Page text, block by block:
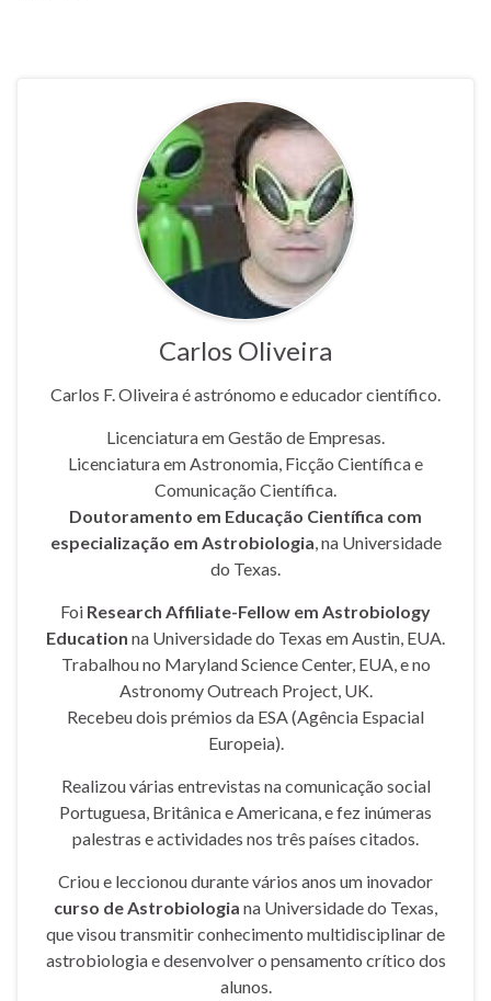
Carlos Oliveira
Carlos F. Oliveira é astrónomo e educador científico.
Licenciatura em Gestão de Empresas.
Licenciatura em Astronomia, Ficção Científica e
Comunicação Científica.
Doutoramento em Educação Científica com
especialização em Astrobiologia , na Universidade
do Texas.
Foi Research Affiliate-Fellow em Astrobiology
Education na Universidade do Texas em Austin, EUA.
Trabalhou no Maryland Science Center, EUA, e no
Astronomy Outreach Project, UK.
Recebeu dois prémios da ESA (Agência Espacial
Europeia).
Realizou várias entrevistas na comunicação social
Portuguesa, Britânica e Americana, e fez inúmeras
palestras e actividades nos três países citados.
Criou e leccionou durante vários anos um inovador
curso de Astrobiologia na Universidade do Texas,
que visou transmitir conhecimento multidisciplinar de
astrobiologia e desenvolver o pensamento crítico dos
alunos.